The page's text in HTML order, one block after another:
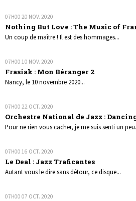
07H00 20 NOV. 2020
Nothing But Love : The Music of
Un coup de maître ! Il est des hommages...
07H00 10 NOV. 2020
Frasiak : Mon Béranger 2
Nancy, le 10 novembre 2020...
07H00 22 OCT. 2020
Orchestre National de Jazz :
Pour ne rien vous cacher, je me suis senti un
07H00 16 OCT. 2020
Le Deal : Jazz Traficantes
Autant vous le dire sans détour, ce disque...
07H00 07 OCT. 2020